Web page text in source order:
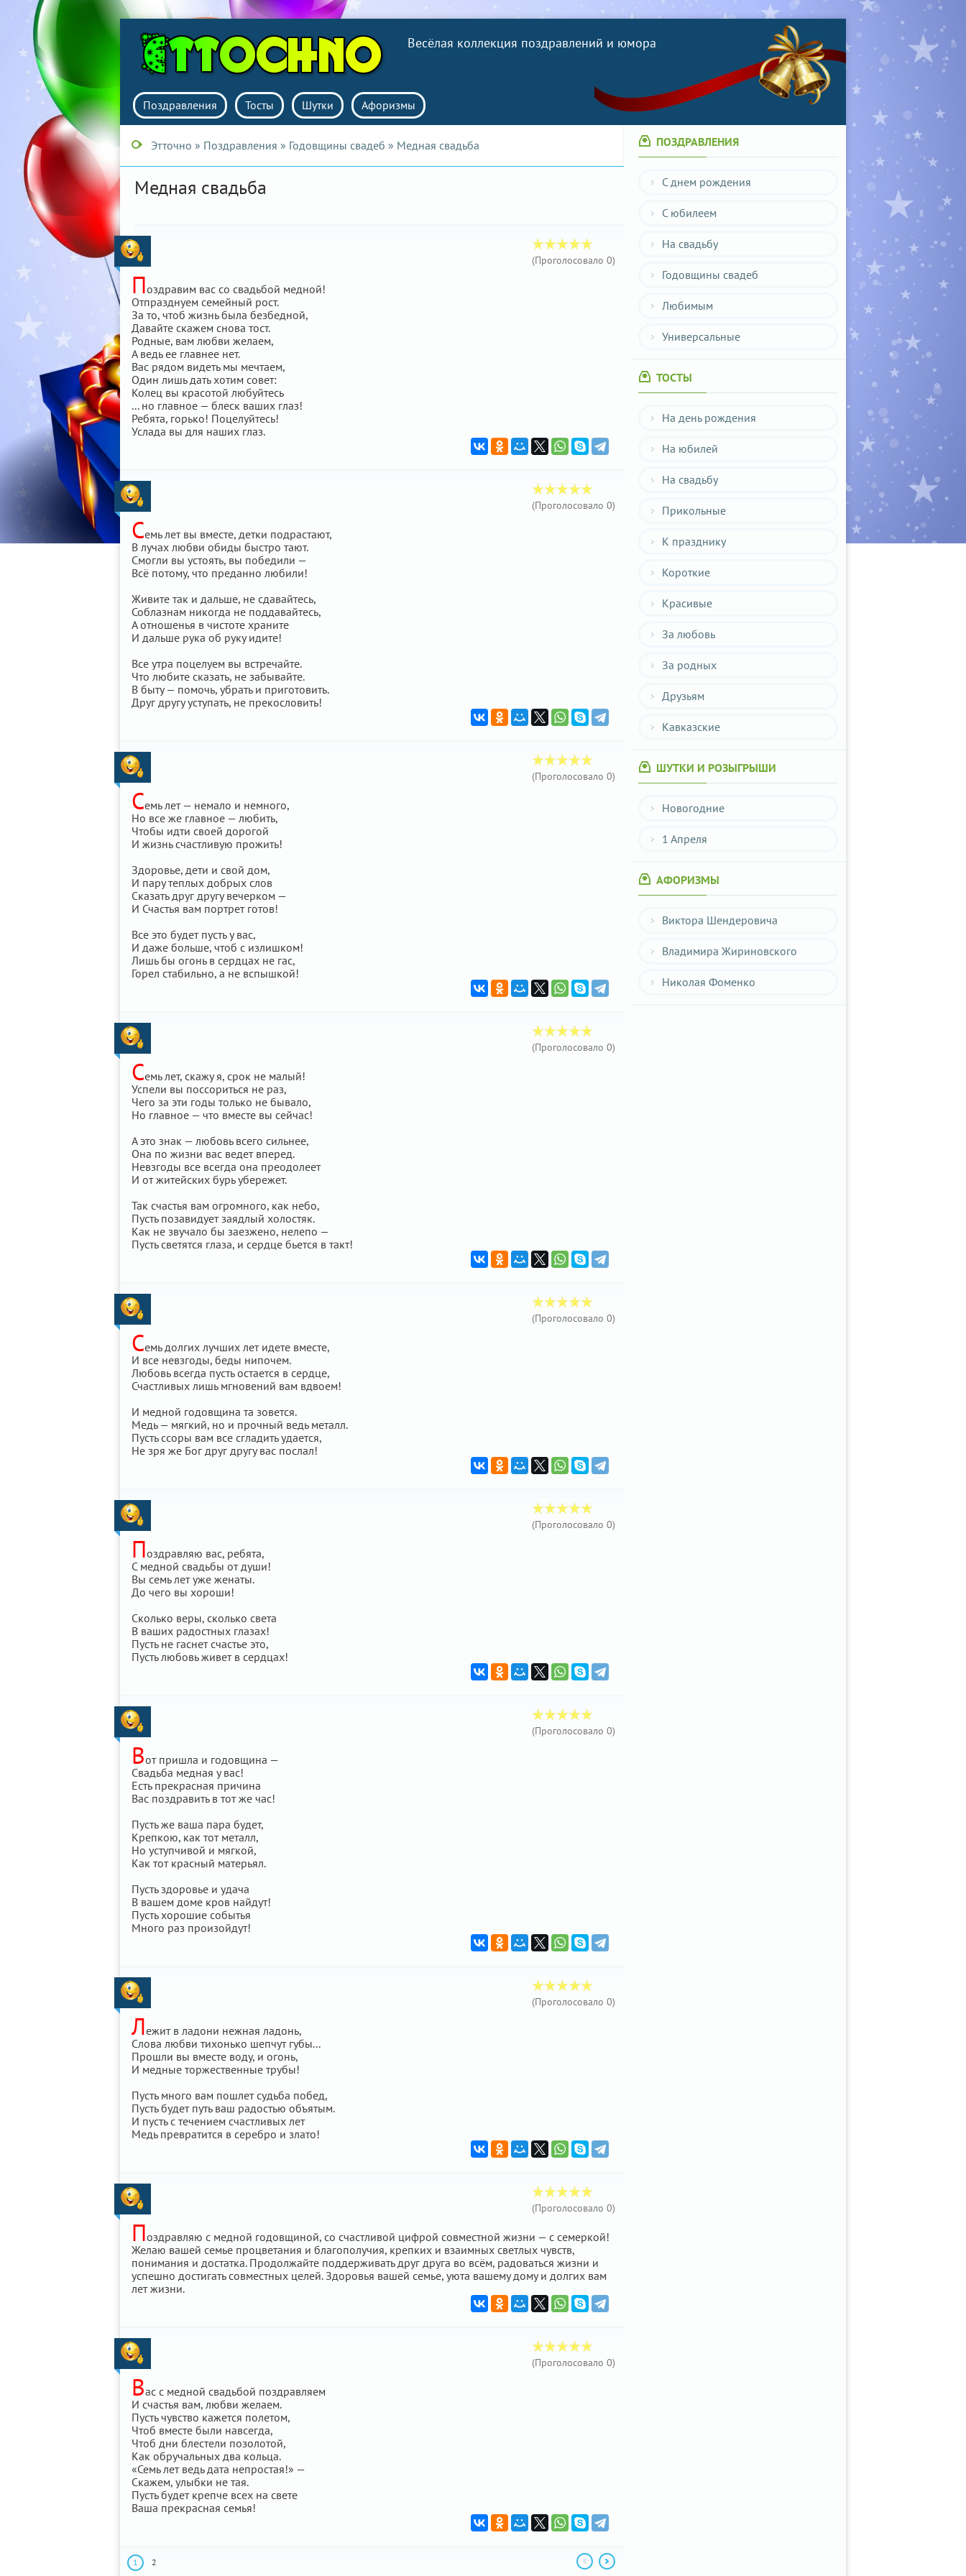
Весёлая коллекция поздравлений и юмора
Поздравления Тосты Шутки Афоризмы
Этточно » Поздравления » Годовщины свадеб » Медная свадьба
Медная свадьба
(Проголосовало 0)
Поздравим вас со свадьбой медной!
Отпразднуем семейный рост.
За то, чтоб жизнь была безбедной,
Давайте скажем снова тост.
Родные, вам любви желаем,
А ведь ее главнее нет.
Вас рядом видеть мы мечтаем,
Один лишь дать хотим совет:
Колец вы красотой любуйтесь
... но главное — блеск ваших глаз!
Ребята, горько! Поцелуйтесь!
Услада вы для наших глаз.
(Проголосовало 0)
Семь лет вы вместе, детки подрастают,
В лучах любви обиды быстро тают.
Смогли вы устоять, вы победили —
Всё потому, что преданно любили!
Живите так и дальше, не сдавайтесь,
Соблазнам никогда не поддавайтесь,
А отношенья в чистоте храните
И дальше рука об руку идите!
Все утра поцелуем вы встречайте.
Что любите сказать, не забывайте.
В быту — помочь, убрать и приготовить.
Друг другу уступать, не прекословить!
(Проголосовало 0)
Семь лет — немало и немного,
Но все же главное — любить,
Чтобы идти своей дорогой
И жизнь счастливую прожить!
Здоровье, дети и свой дом,
И пару теплых добрых слов
Сказать друг другу вечерком —
И Счастья вам портрет готов!
Все это будет пусть у вас,
И даже больше, чтоб с излишком!
Лишь бы огонь в сердцах не гас,
Горел стабильно, а не вспышкой!
(Проголосовало 0)
Семь лет, скажу я, срок не малый!
Успели вы поссориться не раз,
Чего за эти годы только не бывало,
Но главное — что вместе вы сейчас!
А это знак — любовь всего сильнее,
Она по жизни вас ведет вперед.
Невзгоды все всегда она преодолеет
И от житейских бурь убережет.
Так счастья вам огромного, как небо,
Пусть позавидует заядлый холостяк.
Как не звучало бы заезжено, нелепо —
Пусть светятся глаза, и сердце бьется в такт!
(Проголосовало 0)
Семь долгих лучших лет идете вместе,
И все невзгоды, беды нипочем.
Любовь всегда пусть остается в сердце,
Счастливых лишь мгновений вам вдвоем!
И медной годовщина та зовется.
Медь — мягкий, но и прочный ведь металл.
Пусть ссоры вам все сгладить удается,
Не зря же Бог друг другу вас послал!
(Проголосовало 0)
Поздравляю вас, ребята,
С медной свадьбы от души!
Вы семь лет уже женаты.
До чего вы хороши!
Сколько веры, сколько света
В ваших радостных глазах!
Пусть не гаснет счастье это,
Пусть любовь живет в сердцах!
(Проголосовало 0)
Вот пришла и годовщина —
Свадьба медная у вас!
Есть прекрасная причина
Вас поздравить в тот же час!
Пусть же ваша пара будет,
Крепкою, как тот металл,
Но уступчивой и мягкой,
Как тот красный матерьял.
Пусть здоровье и удача
В вашем доме кров найдут!
Пусть хорошие событья
Много раз произойдут!
(Проголосовало 0)
Лежит в ладони нежная ладонь,
Слова любви тихонько шепчут губы...
Прошли вы вместе воду, и огонь,
И медные торжественные трубы!
Пусть много вам пошлет судьба побед,
Пусть будет путь ваш радостью объятым.
И пусть с течением счастливых лет
Медь превратится в серебро и злато!
(Проголосовало 0)
Поздравляю с медной годовщиной, со счастливой цифрой совместной жизни — с семеркой!
Желаю вашей семье процветания и благополучия, крепких и взаимных светлых чувств,
понимания и достатка. Продолжайте поддерживать друг друга во всём, радоваться жизни и
успешно достигать совместных целей. Здоровья вашей семье, уюта вашему дому и долгих вам
лет жизни.
(Проголосовало 0)
Вас с медной свадьбой поздравляем
И счастья вам, любви желаем.
Пусть чувство кажется полетом,
Чтоб вместе были навсегда,
Чтоб дни блестели позолотой,
Как обручальных два кольца.
«Семь лет ведь дата непростая!» —
Скажем, улыбки не тая.
Пусть будет крепче всех на свете
Ваша прекрасная семья!
1 2
ПОЗДРАВЛЕНИЯ
С днем рождения
С юбилеем
На свадьбу
Годовщины свадеб
Любимым
Универсальные
ТОСТЫ
На день рождения
На юбилей
На свадьбу
Прикольные
К празднику
Короткие
Красивые
За любовь
За родных
Друзьям
Кавказские
ШУТКИ И РОЗЫГРЫШИ
Новогодние
1 Апреля
АФОРИЗМЫ
Виктора Шендеровича
Владимира Жириновского
Николая Фоменко